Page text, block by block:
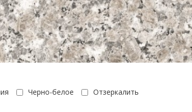
Черно-белое Отзеркалить